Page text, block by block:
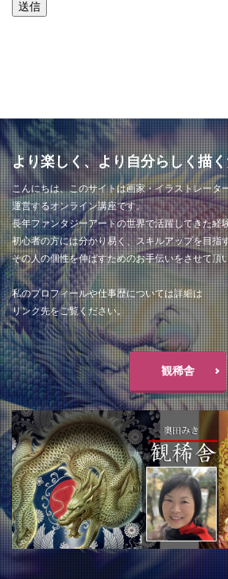
より楽しく、より自分らしく描
こんにちは、このサイトは画家・イラストレータ
運営するオンライン講座です。
長年ファンタジーアートの世界で活躍してきた経
初心者の方には分かり易く、スキルアップを目指
その人の個性を伸ばすためのお手伝いをさせて頂
私のプロフィールや仕事歴については詳細は
リンク先をご覧ください。
観稀舎